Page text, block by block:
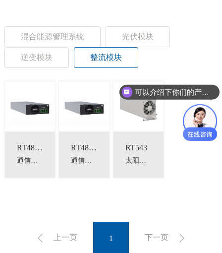
混合能源管理系统 光伏模块
逆变模块 整流模块
RT4875E
通信用整流器
RT4850E RT543
上一页 1 下一页
可以介绍下你们的产品么？